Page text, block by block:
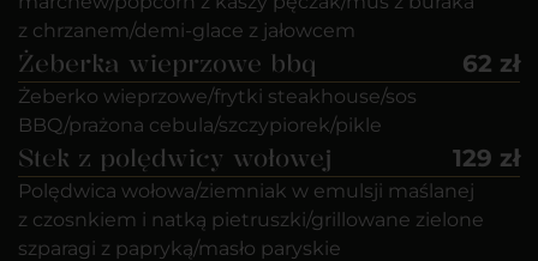
z chrzanem/demi-glace z jałowcem
Żeberka wieprzowe bbq 62 zł
Żeberko wieprzowe/frytki steakhouse/sos
BBQ/prażona cebula/szczypiorek/pikle
Stek z polędwicy wołowej 129 zł
Polędwica wołowa/ziemniak w emulsji maślanej
z czosnkiem i natką pietruszki/grillowane zielone
szparagi z papryką/masło paryskie